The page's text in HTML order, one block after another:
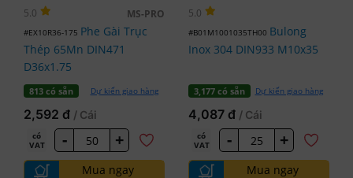
5.0 MS-PRO
#EX10R36-175 Phe Gài Trục
Thép 65Mn DIN471
D36x1.75
813 có sẵn Dự kiến giao hàng
2,592 đ / Cái
có
VAT
- +
Mua ngay
5.0
#B01M1001035TH00 Bulong
Inox 304 DIN933 M10x35
3,177 có sẵn Dự kiến giao hàng
4,087 đ / Cái
có
VAT
- +
Mua ngay